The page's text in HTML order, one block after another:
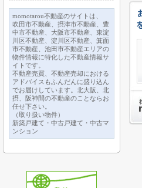
momotarou不動産のサイトは、
吹田市不動産、摂津市不動産、豊
中市不動産、大阪市不動産、東淀
川区不動産、淀川区不動産、箕面
市不動産、池田市不動産エリアの
物件情報に特化した不動産情報サ
イトです。
不動産売買、不動産売却における
アドバイスもふんだんに盛り込ん
でお届けしています。北大阪、北
摂、阪神間の不動産のことならお
任せ下さい。
（取り扱い物件）
新築戸建て・中古戸建て・中古マ
ンション